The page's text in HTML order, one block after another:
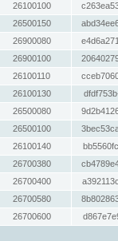
26100100
26500150
26900080
26900100
26100110
26100130
26500080
26500100
26100140
26700380
26700400
26700580
26700600